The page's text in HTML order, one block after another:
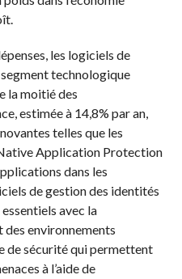
les logiciels de
technologique
la moitié des
estimée à 14,8% par an,
telles que les
Application Protection
dans les
de gestion des identités
avec la
environnements
de sécurité qui permettent
à l’aide de